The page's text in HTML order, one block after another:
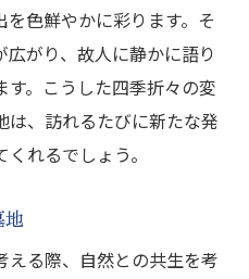
色鮮やかに彩ります。そ
がり、故人に静かに語り
。こうした四季折々の変
、訪れるたびに新たな発
れるでしょう。
地
る際、自然との共生を考